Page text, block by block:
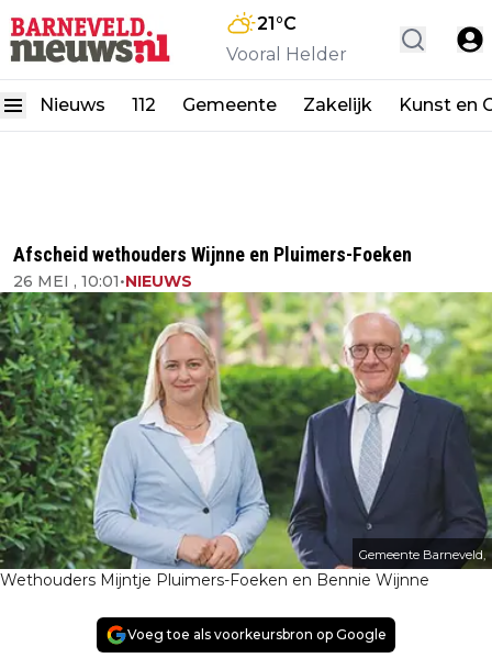
21°C
Vooral Helder
Nieuws 112 Gemeente Zakelijk Kunst en
Afscheid wethouders Wijnne en Pluimers-Foeken
26 MEI , 10:01•NIEUWS
Gemeente Barneveld,
Wethouders Mijntje Pluimers-Foeken en Bennie Wijnne
Voeg toe als voorkeursbron op Google